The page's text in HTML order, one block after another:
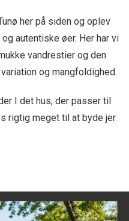
her på siden og oplev
autentiske øer. Her har vi
vandrestier og den
og mangfoldighed.
I det hus, der passer til
rigtig meget til at byde jer